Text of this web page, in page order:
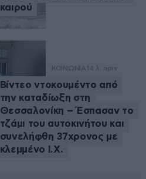
καιρού
ΚΟΙΝΩΝΙΑ 14 λ. πριν
Βίντεο ντοκουμέντο από
την καταδίωξη στη
Θεσσαλονίκη – Έσπασαν το
τζάμι του αυτοκινήτου και
συνελήφθη 37χρονος με
κλεμμένο Ι.Χ.